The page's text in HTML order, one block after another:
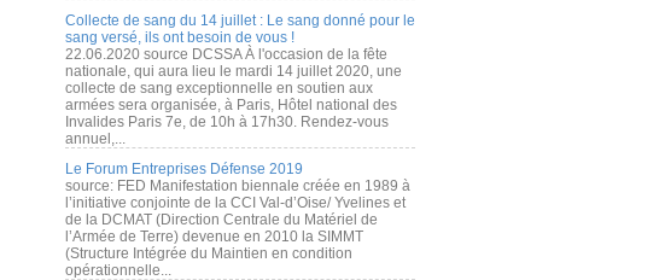
Collecte de sang du 14 juillet : Le sang donné pour le
sang versé, ils ont besoin de vous !
22.06.2020 source DCSSA À l'occasion de la fête
nationale, qui aura lieu le mardi 14 juillet 2020, une
collecte de sang exceptionnelle en soutien aux
armées sera organisée, à Paris, Hôtel national des
Invalides Paris 7e, de 10h à 17h30. Rendez-vous
annuel,...
Le Forum Entreprises Défense 2019
source: FED Manifestation biennale créée en 1989 à
l’initiative conjointe de la CCI Val-d’Oise/ Yvelines et
de la DCMAT (Direction Centrale du Matériel de
l’Armée de Terre) devenue en 2010 la SIMMT
(Structure Intégrée du Maintien en condition
opérationnelle...